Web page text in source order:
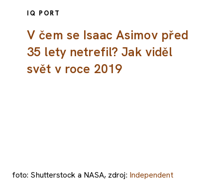
IQ PORT
V čem se Isaac Asimov před
35 lety netrefil? Jak viděl
svět v roce 2019
foto: Shutterstock a NASA, zdroj: Independent